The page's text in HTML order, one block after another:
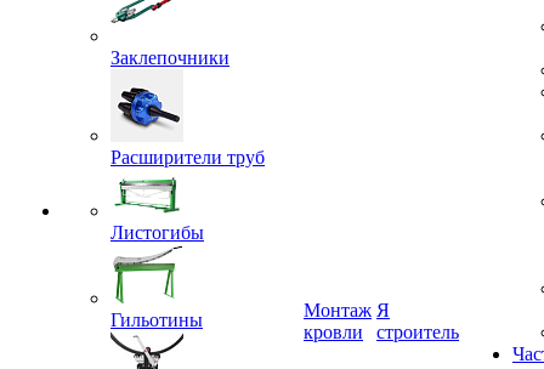
Заклепочники
Расширители труб
Листогибы
Гильотины